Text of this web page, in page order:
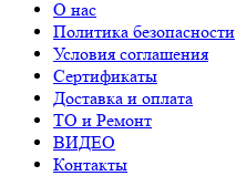
О нас
Политика безопасности
Условия соглашения
Сертификаты
Доставка и оплата
ТО и Ремонт
ВИДЕО
Контакты